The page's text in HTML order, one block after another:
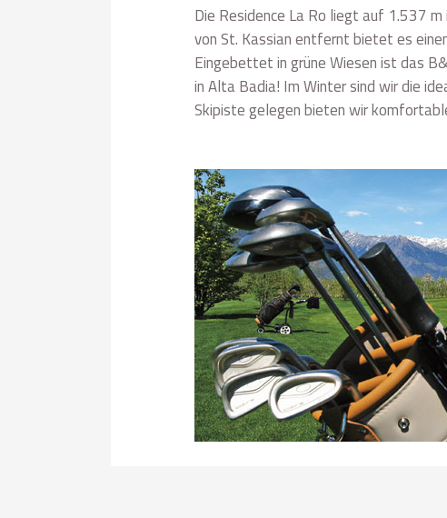
Die Residence La Ro liegt auf 1.537 m
von St. Kassian entfernt bietet es
Eingebettet in grüne Wiesen ist das
in Alta Badia! Im Winter sind wir die
Skipiste gelegen bieten wir